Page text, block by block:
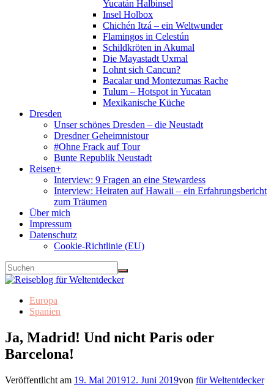
Yucatán Halbinsel
Insel Holbox
Chichén Itzá – ein Weltwunder
Flamingos in Celestún
Schildkröten in Akumal
Die Mayastadt Uxmal
Lohnt sich Cancun?
Bacalar und Montezumas Rache
Tulum – Hotspot in Yucatan
Mexikanische Küche
Dresden
Unser schönes Dresden – die Neustadt
Dresdner Geheimnistour
#Ohne Frack auf Tour
Bunte Republik Neustadt
Reisen+
Interview: 9 Fragen an eine Stewardess
Interview: Heiraten auf Hawaii – ein Erfahrungsbericht
zum Träumen
Über mich
Impressum
Datenschutz
Cookie-Richtlinie (EU)
Europa
Spanien
Ja, Madrid! Und nicht Paris oder
Barcelona!
Veröffentlicht am 19. Mai 201912. Juni 2019von für Weltentdecker